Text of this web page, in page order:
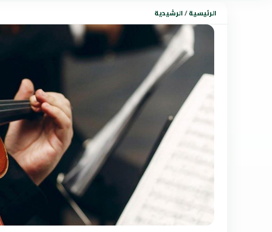
الرئيسية/الرشيدية